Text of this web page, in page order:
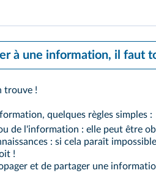
à une information, il faut
trouve !
quelques règles simples :
de l'information : elle peut être
: si cela paraît
!
et de partager une